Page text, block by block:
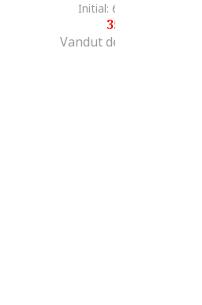
Initial: 638
359
Vandut de Fashion Days